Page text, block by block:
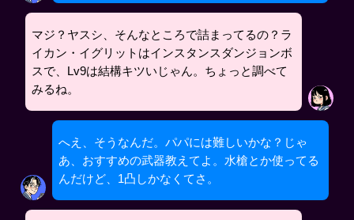
マジ？ヤスシ、そんなところで詰まってるの？ラ
イカン・イグリットはインスタンスダンジョンボ
スで、Lv9は結構キツいじゃん。ちょっと調べて
みるね。
へえ、そうなんだ。パパには難しいかな？じゃ
あ、おすすめの武器教えてよ。水槍とか使ってる
んだけど、1凸しかなくてさ。